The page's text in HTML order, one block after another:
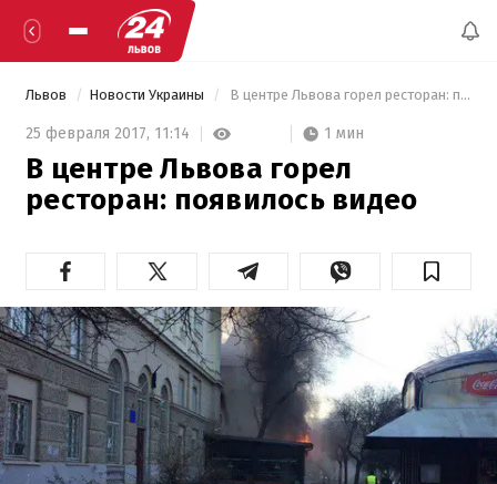
Львов Новости Украины В центре Львова горел ресторан: появилось видео
25 февраля 2017, 11:14 1 мин
В центре Львова горел
ресторан: появилось видео